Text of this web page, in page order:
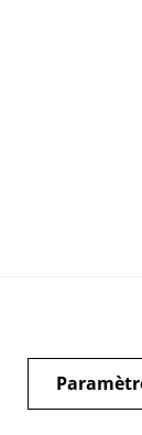
Politique de